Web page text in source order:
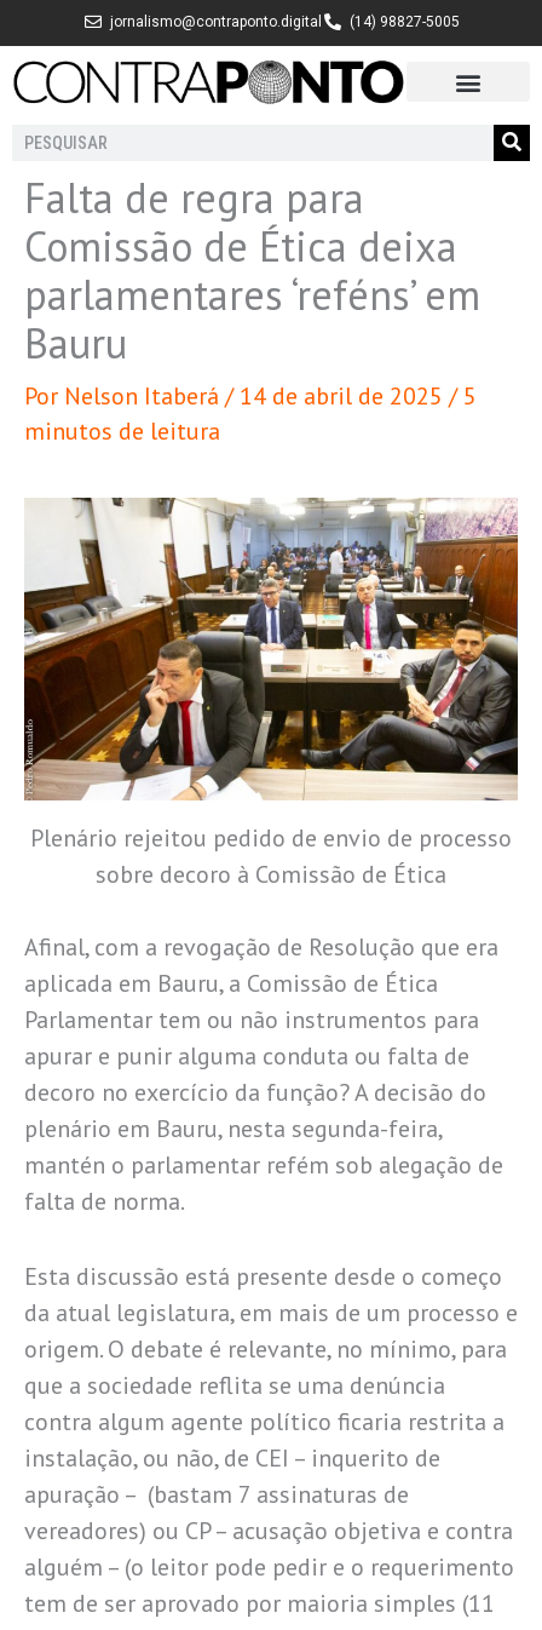
para
jornalismo@contraponto.digital (14) 98827-5005
Pesquisar
Falta de regra para
Comissão de Ética deixa
parlamentares ‘reféns’ em
Bauru
Por Nelson Itaberá /14 de abril de 2025 /5
minutos de leitura
Plenário rejeitou pedido de envio de processo
sobre decoro à Comissão de Ética
Afinal, com a revogação de Resolução que era
aplicada em Bauru, a Comissão de Ética
Parlamentar tem ou não instrumentos para
apurar e punir alguma conduta ou falta de
decoro no exercício da função? A decisão do
plenário em Bauru, nesta segunda-feira,
mantén o parlamentar refém sob alegação de
falta de norma.
Esta discussão está presente desde o começo
da atual legislatura, em mais de um processo e
origem. O debate é relevante, no mínimo, para
que a sociedade reflita se uma denúncia
contra algum agente político ficaria restrita a
instalação, ou não, de CEI – inquerito de
apuração – (bastam 7 assinaturas de
vereadores) ou CP – acusação objetiva e contra
alguém – (o leitor pode pedir e o requerimento
tem de ser aprovado por maioria simples (11